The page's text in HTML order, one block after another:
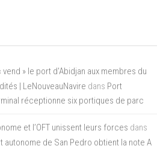
» le port d'Abidjan aux membres du
| LeNouveauNavire dans Port
réceptionne six portiques de parc
et l’OFT unissent leurs forces dans
autonome de San Pedro obtient la note A